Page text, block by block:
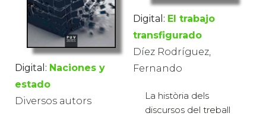
Digital: Naciones y
estado
Diversos autors
Digital: El trabajo
transfigurado
Díez Rodríguez,
Fernando
La història dels
discursos del treball